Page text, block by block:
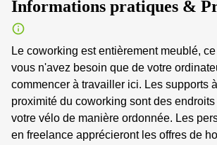
Informations pratiques &
Le coworking est entièrement meublé,
vous n'avez besoin que de votre
commencer à travailler ici. Les supports
proximité du coworking sont des
votre vélo de manière ordonnée. Les
en freelance apprécieront les offres de